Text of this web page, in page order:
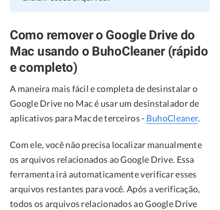
Como remover o Google Drive do
Mac usando o BuhoCleaner (rápido
e completo)
A maneira mais fácil e completa de desinstalar o
Google Drive no Mac é usar um desinstalador de
aplicativos para Mac de terceiros - BuhoCleaner.
Com ele, você não precisa localizar manualmente
os arquivos relacionados ao Google Drive. Essa
ferramenta irá automaticamente verificar esses
arquivos restantes para você. Após a verificação,
todos os arquivos relacionados ao Google Drive